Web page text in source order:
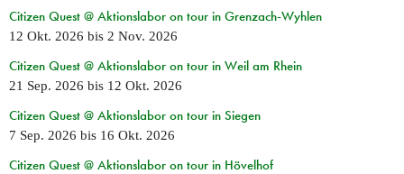
Citizen Quest @ Aktionslabor on tour in Grenzach-Wyhlen
12 Okt. 2026 bis 2 Nov. 2026
Citizen Quest @ Aktionslabor on tour in Weil am Rhein
21 Sep. 2026 bis 12 Okt. 2026
Citizen Quest @ Aktionslabor on tour in Siegen
7 Sep. 2026 bis 16 Okt. 2026
Citizen Quest @ Aktionslabor on tour in Hövelhof